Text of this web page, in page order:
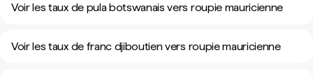
Voir les taux de pula botswanais vers roupie mauricienne
Voir les taux de franc djiboutien vers roupie mauricienne